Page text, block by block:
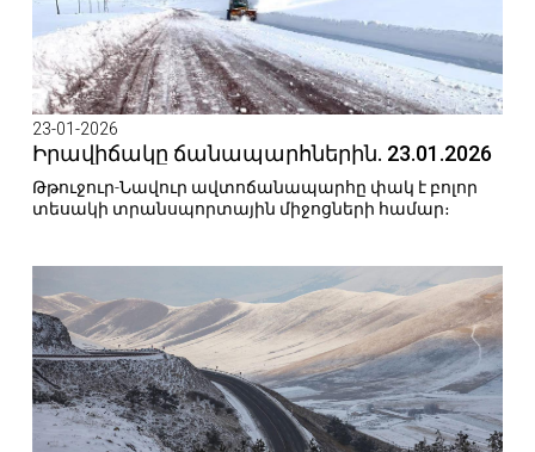
23-01-2026
Իրավիճակը ճանապարհներին. 23.01.2026
Թթուջուր-Նավուր ավտոճանապարհը փակ է բոլոր
տեսակի տրանսպորտային միջոցների համար։